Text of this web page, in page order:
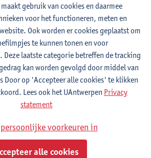
gebruik van cookies en daarmee
voor het functioneren, meten en
Ook worden er cookies geplaatst om
te kunnen tonen en voor
laatste categorie betreffen de tracking
kan worden gevolgd door middel van
Door op 'Accepteer alle cookies' te klikken
Lees ook het UAntwerpen Privacy
statement
voorkeuren in
alle cookies